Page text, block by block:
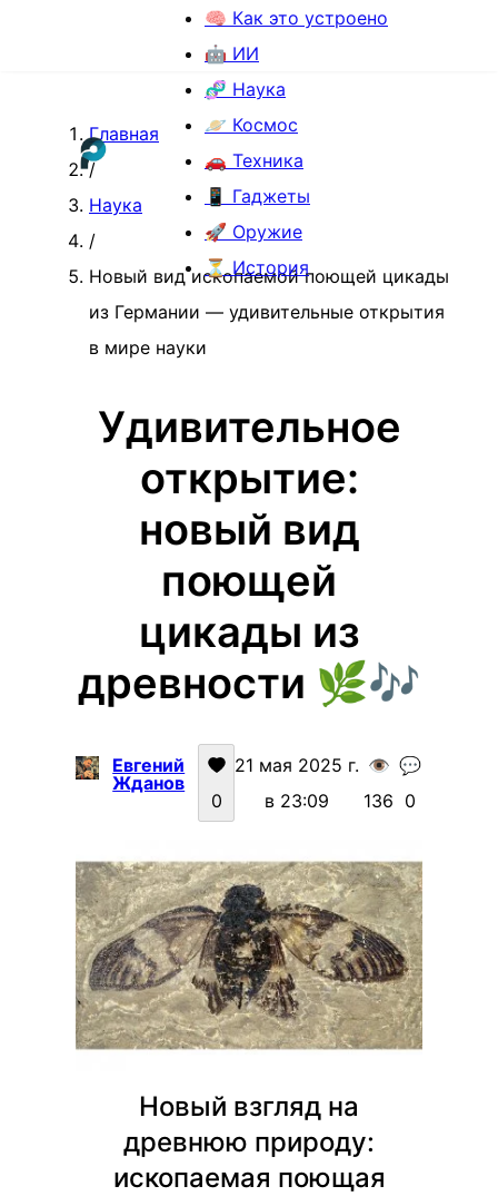
🧠 Как это устроено
🤖 ИИ
🧬 Наука
🪐 Космос
🚗 Техника
📱 Гаджеты
🚀 Оружие
⏳ История
Главная
/
Наука
/
Новый вид ископаемой поющей цикады
из Германии — удивительные открытия
в мире науки
Удивительное
открытие:
новый вид
поющей
цикады из
древности 🌿🎶
Евгений
Жданов
0
21 мая 2025 г.
в 23:09
👁️
136
💬
0
Новый взгляд на
древнюю природу:
ископаемая поющая